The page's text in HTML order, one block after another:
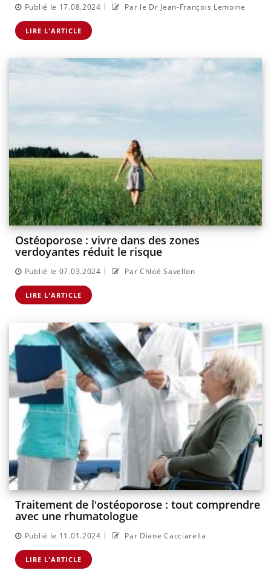
Publié le 17.08.2024 | Par le Dr Jean-François Lemoine
LIRE L'ARTICLE
Ostéoporose : vivre dans des zones
verdoyantes réduit le risque
Publié le 07.03.2024 | Par Chloé Savellon
LIRE L'ARTICLE
Traitement de l'ostéoporose : tout comprendre
avec une rhumatologue
Publié le 11.01.2024 | Par Diane Cacciarella
LIRE L'ARTICLE